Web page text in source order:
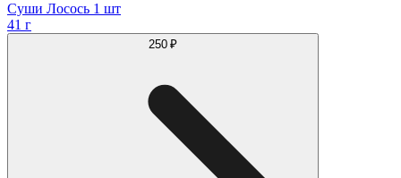
Суши Лосось 1 шт
41 г
250 ₽